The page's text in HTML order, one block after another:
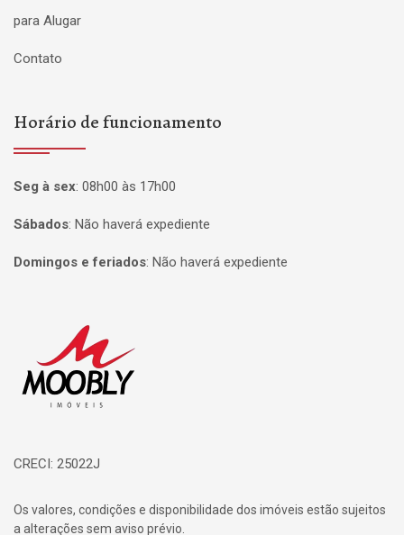
para Alugar
Contato
Horário de funcionamento
Seg à sex: 08h00 às 17h00
Sábados: Não haverá expediente
Domingos e feriados: Não haverá expediente
CRECI: 25022J
Os valores, condições e disponibilidade dos imóveis estão sujeitos
a alterações sem aviso prévio.